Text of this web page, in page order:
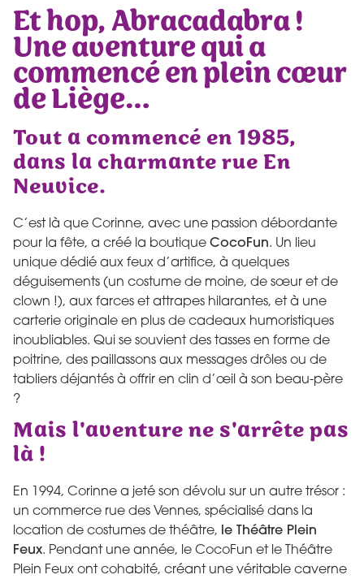
Et hop, Abracadabra !
Une aventure qui a
commencé en plein cœur
de Liège…
Tout a commencé en 1985,
dans la charmante rue En
Neuvice.
C’est là que Corinne, avec une passion débordante
pour la fête, a créé la boutique CocoFun. Un lieu
unique dédié aux feux d’artifice, à quelques
déguisements (un costume de moine, de sœur et de
clown !), aux farces et attrapes hilarantes, et à une
carterie originale en plus de cadeaux humoristiques
inoubliables. Qui se souvient des tasses en forme de
poitrine, des paillassons aux messages drôles ou de
tabliers déjantés à offrir en clin d’œil à son beau-père
?
Mais l'aventure ne s'arrête pas
là !
En 1994, Corinne a jeté son dévolu sur un autre trésor :
un commerce rue des Vennes, spécialisé dans la
location de costumes de théâtre, le Théâtre Plein
Feux. Pendant une année, le CocoFun et le Théâtre
Plein Feux ont cohabité, créant une véritable caverne